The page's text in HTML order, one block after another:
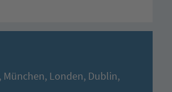
Londen, Dublin,